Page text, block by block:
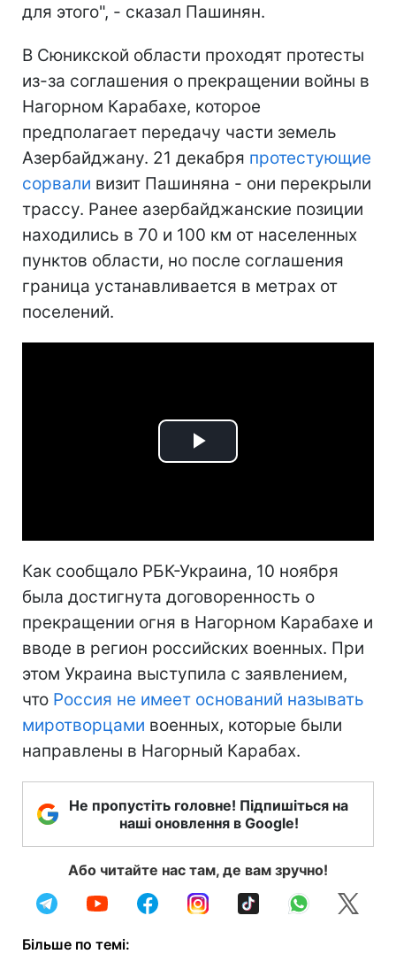
для этого", - сказал Пашинян.
В Сюникской области проходят протесты
из-за соглашения о прекращении войны в
Нагорном Карабахе, которое
предполагает передачу части земель
Азербайджану. 21 декабря протестующие
сорвали визит Пашиняна - они перекрыли
трассу. Ранее азербайджанские позиции
находились в 70 и 100 км от населенных
пунктов области, но после соглашения
граница устанавливается в метрах от
поселений.
Play
Как сообщало РБК-Украина, 10 ноября
была достигнута договоренность о
прекращении огня в Нагорном Карабахе и
вводе в регион российских военных. При
этом Украина выступила с заявлением,
что Россия не имеет оснований называть
миротворцами военных, которые были
направлены в Нагорный Карабах.
Не пропустіть головне! Підпишіться на
наші оновлення в Google!
Або читайте нас там, де вам зручно!
Більше по темі: